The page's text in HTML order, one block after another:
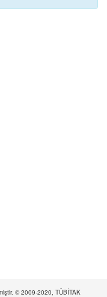
© 2009-2020, TÜBİTAK